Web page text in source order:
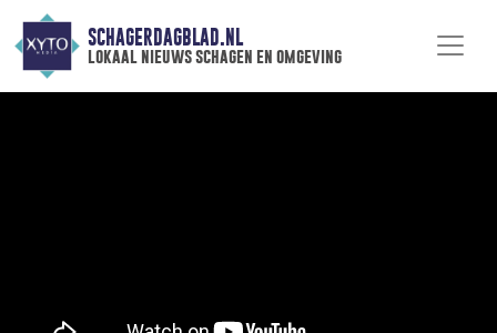
SCHAGERDAGBLAD.NL
lokaal nieuws schagen en omgeving